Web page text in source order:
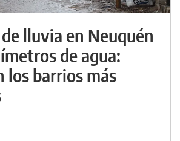
lluvia en Neuquén
de agua:
los barrios más